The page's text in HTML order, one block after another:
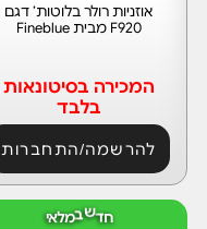
אוזניות רולר בלוטות’ דגם
F920 מבית Fineblue
המכירה בסיטונאות
בלבד
להרשמה/התחברות
חדשבמלאי